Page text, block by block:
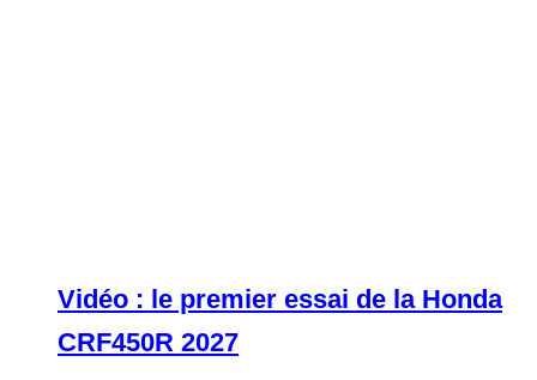
Vidéo : le premier essai de la Honda
CRF450R 2027